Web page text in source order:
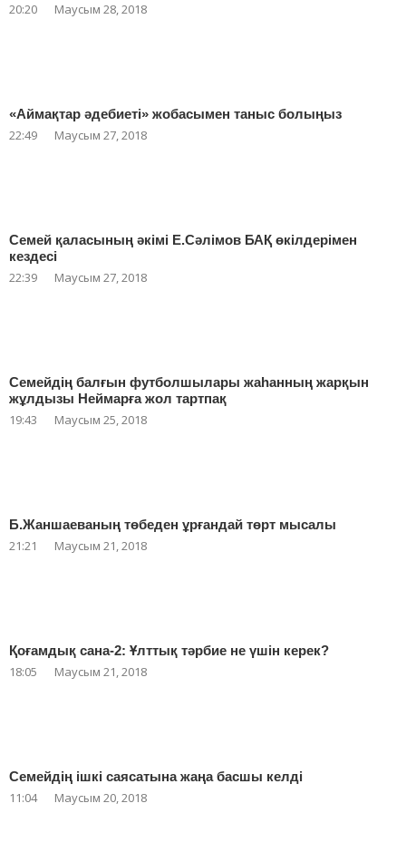
20:20 Маусым 28, 2018
«Аймақтар әдебиеті» жобасымен таныс болыңыз
22:49 Маусым 27, 2018
Семей қаласының әкімі Е.Сәлімов БАҚ өкілдерімен
кездесі
22:39 Маусым 27, 2018
Семейдің балғын футболшылары жаһанның жарқын
жұлдызы Неймарға жол тартпақ
19:43 Маусым 25, 2018
Б.Жаншаеваның төбеден ұрғандай төрт мысалы
21:21 Маусым 21, 2018
Қоғамдық сана-2: Ұлттық тәрбие не үшін керек?
18:05 Маусым 21, 2018
Семейдің ішкі саясатына жаңа басшы келді
11:04 Маусым 20, 2018